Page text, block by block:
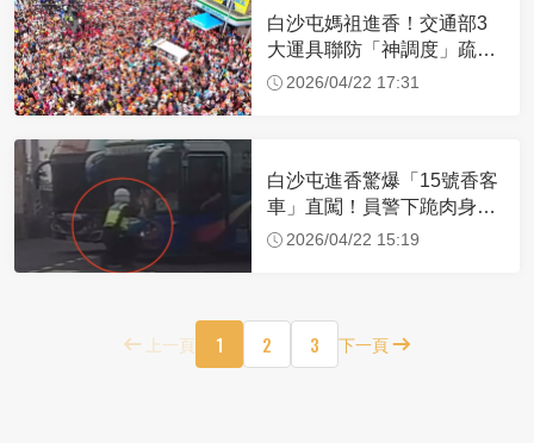
白沙屯媽祖進香！交通部3
大運具聯防「神調度」疏運
32.1萬創新高
2026/04/22 17:31
白沙屯進香驚爆「15號香客
車」直闖！員警下跪肉身擋
車：讓行人先過
2026/04/22 15:19
上一頁 1 2 3 下一頁